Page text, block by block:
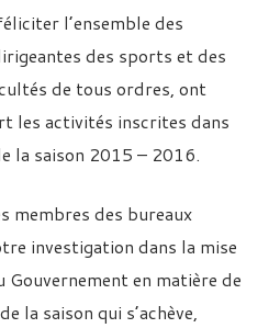
l’ensemble des
des sports et des
de tous ordres, ont
les activités inscrites dans
la saison 2015 – 2016.
membres des bureaux
investigation dans la mise
en matière de
la saison qui s’achève,